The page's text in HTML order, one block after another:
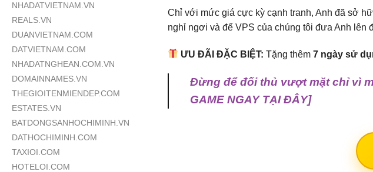
NHADATVIETNAM.VN
REALS.VN
DUANVIETNAM.COM
DATVIETNAM.COM
NHADATNGHEAN.COM.VN
DOMAINNAMES.VN
THEGIOITENMIENDEP.COM
ESTATES.VN
BATDONGSANHOCHIMINH.VN
DATHOCHIMINH.COM
TAXIOI.COM
HOTELOI.COM
Chỉ với mức giá cực kỳ cạnh tranh, Anh đã sở
nghỉ ngơi và để VPS của chúng tôi đưa Anh lên
ƯU ĐÃI ĐẶC BIỆT: Tặng thêm7 ngày sử
Đừng để đối thủ vượt mặt chỉ vì
GAME NGAY TẠI ĐÂY]